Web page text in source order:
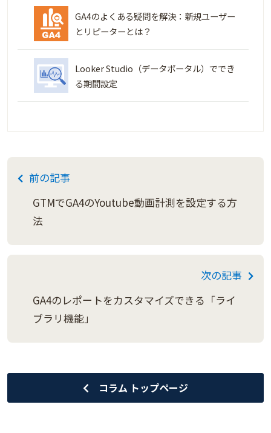
GA4のよくある疑問を解決：新規ユーザー
とリピーターとは？
Looker Studio（データポータル）ででき
る期間設定
前の記事
GTMでGA4のYoutube動画計測を設定する方
法
次の記事
GA4のレポートをカスタマイズできる「ライ
ブラリ機能」
コラム トップページ